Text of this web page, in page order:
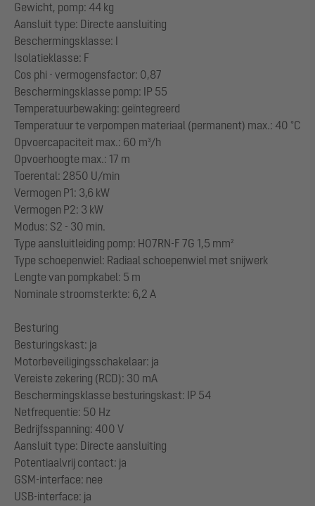
Gewicht, pomp: 44 kg
Aansluit type: Directe aansluiting
Beschermingsklasse: I
Isolatieklasse: F
Cos phi - vermogensfactor: 0,87
Beschermingsklasse pomp: IP 55
Temperatuurbewaking: geïntegreerd
Temperatuur te verpompen materiaal (permanent) max.: 40 °C
Opvoercapaciteit max.: 60 m³/h
Opvoerhoogte max.: 17 m
Toerental: 2850 U/min
Vermogen P1: 3,6 kW
Vermogen P2: 3 kW
Modus: S2 - 30 min.
Type aansluitleiding pomp: H07RN-F 7G 1,5 mm²
Type schoepenwiel: Radiaal schoepenwiel met snijwerk
Lengte van pompkabel: 5 m
Nominale stroomsterkte: 6,2 A
Besturing
Besturingskast: ja
Motorbeveiligingsschakelaar: ja
Vereiste zekering (RCD): 30 mA
Beschermingsklasse besturingskast: IP 54
Netfrequentie: 50 Hz
Bedrijfsspanning: 400 V
Aansluit type: Directe aansluiting
Potentiaalvrij contact: ja
GSM-interface: nee
USB-interface: ja